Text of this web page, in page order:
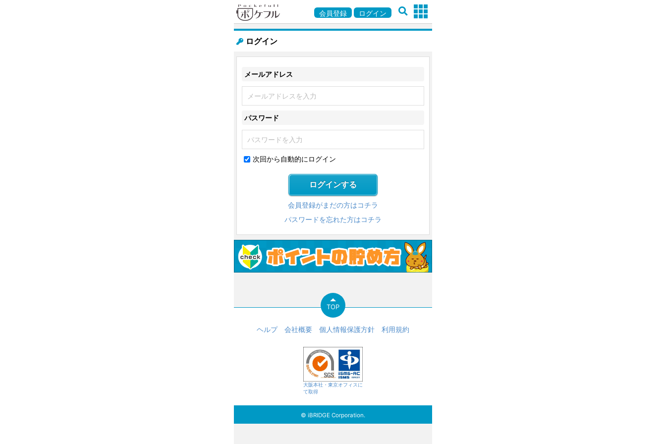
会員登録 ログイン
ログイン
メールアドレス
パスワード
次回から自動的にログイン
会員登録がまだの方はコチラ
パスワードを忘れた方はコチラ
ヘルプ 会社概要 個人情報保護方針 利用規約
大阪本社・東京オフィスに
て取得
© iBRIDGE Corporation.
TOP